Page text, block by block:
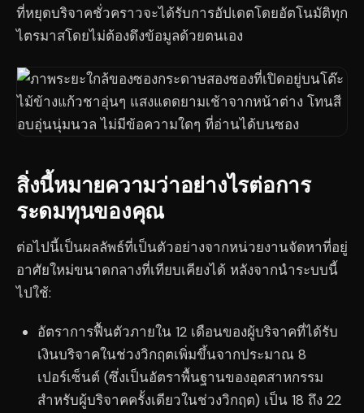
ที่หยุดบริจาคชั่วคราวจะได้รับการอัปเดตโดยอัตโนมัติทุก
ไตรมาสโดยไม่ต้องดึงข้อมูลด้วยตนเอง
สิ่งนี้หมายความว่าอย่างไรต่อการ
ระดมทุนของคุณ
ต่อไปนี้เป็นผลลัพธ์ที่เป็นตัวอย่างจากหน่วยงานจัดหาที่อยู่
อาศัยใหม่ขนาดกลางที่เทียบเคียงได้ หลังจากนำระบบนี้
ไปใช้:
อัตราการฟื้นตัวภายใน 12 เดือนของผู้บริจาคที่ได้รับ
เงินบริจาคในช่วงวิกฤตเพิ่มขึ้นจากประมาณ 8
เปอร์เซ็นต์ (ซึ่งเป็นอัตราพื้นฐานของอุตสาหกรรม
สำหรับผู้บริจาคครั้งเดียวในช่วงวิกฤต) เป็น 18 ถึง 22